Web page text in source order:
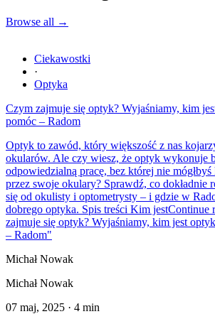
Browse all →
Ciekawostki
·
Optyka
Czym zajmuje się optyk? Wyjaśniamy, kim
pomóc – Radom
Optyk to zawód, który większość z nas
okularów. Ale czy wiesz, że optyk wykonuje
odpowiedzialną pracę, bez której nie
przez swoje okulary? Sprawdź, co dokładnie
się od okulisty i optometrysty – i gdzie w
dobrego optyka. Spis treści Kim jestContinue
zajmuje się optyk? Wyjaśniamy, kim jest
– Radom"
Michał Nowak
Michał Nowak
07 maj, 2025 · 4 min